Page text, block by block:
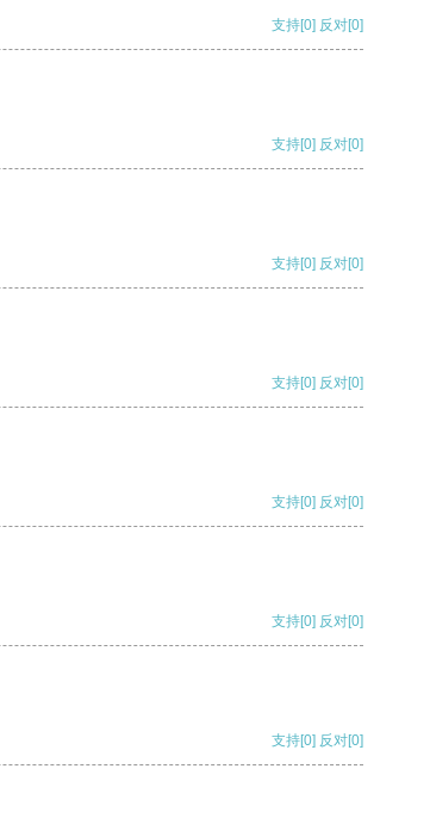
支持[0] 反对[0]
支持[0] 反对[0]
支持[0] 反对[0]
支持[0] 反对[0]
支持[0] 反对[0]
支持[0] 反对[0]
支持[0] 反对[0]